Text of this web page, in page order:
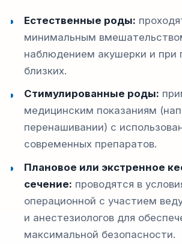
Естественные роды:
минимальным
наблюдением акушерки и при
близких.
Стимулированные роды:
медицинским показаниям
перенашивании) с
современных препаратов.
Плановое или экстренное
сечение: проводятся в
операционной с участием
и анестезиологов для
максимальной безопасности.